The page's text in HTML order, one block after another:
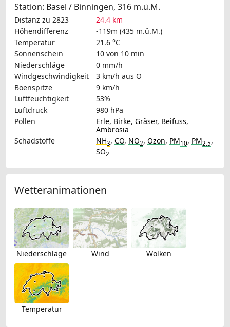
Station: Basel / Binningen, 316 m.ü.M.
Distanz zu 2823
24.4 km
Höhendifferenz
-119m (435 m.ü.M.)
Temperatur
21.6 °C
Sonnenschein
10 von 10 min
Niederschläge
0 mm/h
Windgeschwindigkeit
3 km/h aus O
Böenspitze
9 km/h
Luftfeuchtigkeit
53%
Luftdruck
980 hPa
Pollen
Erle, Birke, Gräser, Beifuss,
Ambrosia
Schadstoffe
NH3, CO, NO2, Ozon, PM10, PM2.5,
SO2
Wetteranimationen
Niederschläge Wind Wolken
Temperatur